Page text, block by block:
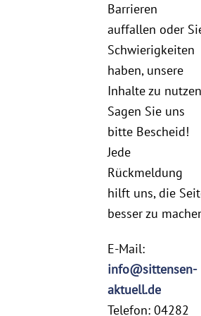
Barrieren
auffallen oder
Schwierigkeiten
haben, unsere
Inhalte zu
Sagen Sie uns
bitte Bescheid!
Jede
Rückmeldung
hilft uns, die
besser zu
E-Mail:
info@sittensen-
aktuell.de
Telefon: 04282